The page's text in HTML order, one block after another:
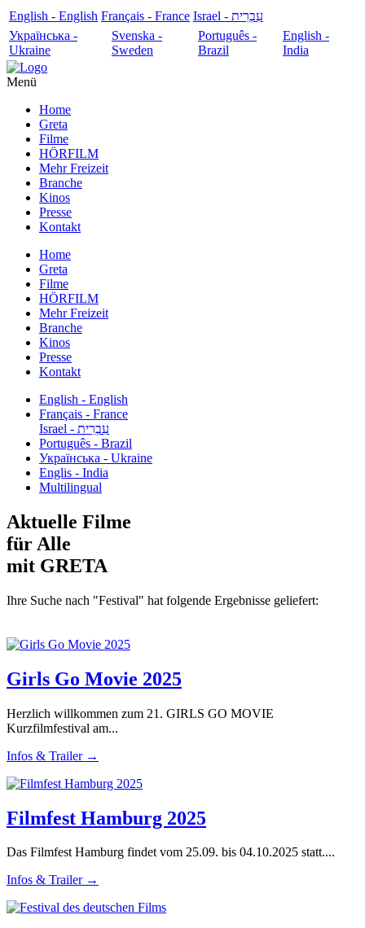
English - English Français - France
עִבְרִית - Israel
Українська -
Ukraine
Svenska -
Sweden
Português -
Brazil
English -
India
Menü
Home
Greta
Filme
HÖRFILM
Mehr Freizeit
Branche
Kinos
Presse
Kontakt
Home
Greta
Filme
HÖRFILM
Mehr Freizeit
Branche
Kinos
Presse
Kontakt
English - English
Français - France
עִבְרִית - Israel
Português - Brazil
Українська - Ukraine
Englis - India
Multilingual
Aktuelle Filme
für Alle
mit GRETA
Ihre Suche nach "Festival" hat folgende Ergebnisse geliefert:
Girls Go Movie 2025
Herzlich willkommen zum 21. GIRLS GO MOVIE
Kurzfilmfestival am...
Infos & Trailer →
Filmfest Hamburg 2025
Das Filmfest Hamburg findet vom 25.09. bis 04.10.2025 statt....
Infos & Trailer →